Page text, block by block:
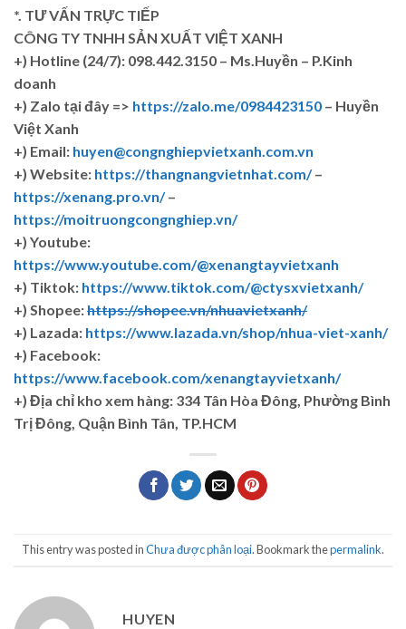
*. TƯ VẤN TRỰC TIẾP
CÔNG TY TNHH SẢN XUẤT VIỆT XANH
+) Hotline (24/7): 098.442.3150 – Ms.Huyền – P.Kinh
doanh
+) Zalo tại đây => https://zalo.me/0984423150 – Huyền
Việt Xanh
+) Email: huyen@congnghiepvietxanh.com.vn
+) Website: https://thangnangvietnhat.com/–
https://xenang.pro.vn/–
https://moitruongcongnghiep.vn/
+) Youtube:
https://www.youtube.com/@xenangtayvietxanh
+) Tiktok: https://www.tiktok.com/@ctysxvietxanh/
+) Shopee:https://shopee.vn/nhuavietxanh/
+) Lazada: https://www.lazada.vn/shop/nhua-viet-xanh/
+) Facebook:
https://www.facebook.com/xenangtayvietxanh/
+) Địa chỉ kho xem hàng: 334 Tân Hòa Đông, Phường Bình
Trị Đông, Quận Bình Tân, TP.HCM
This entry was posted inChưa được phân loại. Bookmark thepermalink.
HUYEN